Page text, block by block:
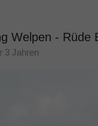
Welpen - Rüde
3 Jahren